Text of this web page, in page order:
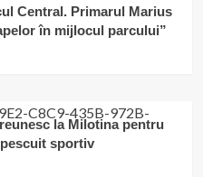
Central. Primarul Marius
în mijlocul parcului”
la Milotina pentru
sportiv